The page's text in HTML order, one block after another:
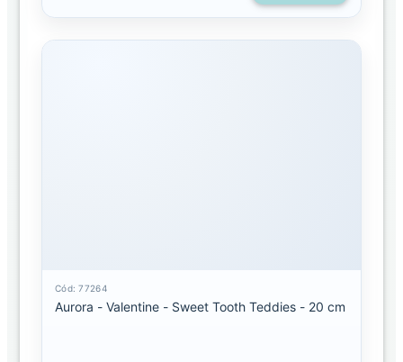
Cód: 77264
Aurora - Valentine - Sweet Tooth Teddies - 20 cm